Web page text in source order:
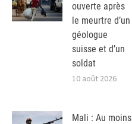
ouverte après
le meurtre d’un
géologue
suisse et d’un
soldat
10 août 2026
Mali : Au moins